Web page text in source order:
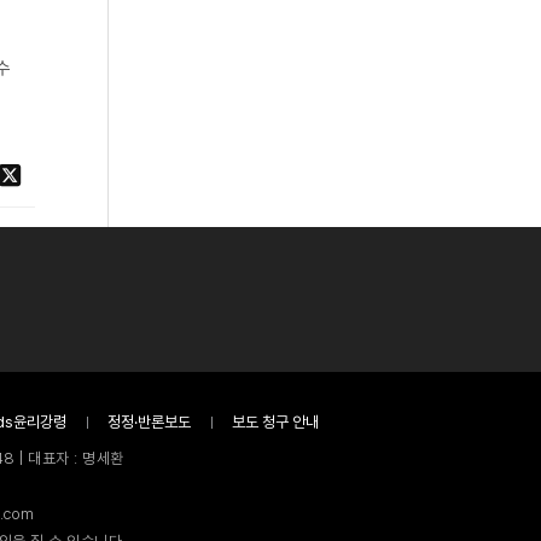
윤리강령 정정·반론보도
보도 청구 안내
| 대표자 : 명세환